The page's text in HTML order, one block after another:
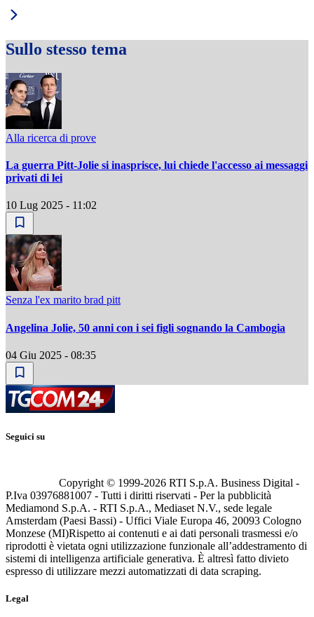
Sullo stesso tema
Alla ricerca di prove
La guerra Pitt-Jolie si inasprisce, lui chiede l'accesso ai messaggi
privati di lei
10 Lug 2025 - 11:02
Senza l'ex marito brad pitt
Angelina Jolie, 50 anni con i sei figli sognando la Cambogia
04 Giu 2025 - 08:35
Seguici su
Copyright © 1999-2026 RTI S.p.A. Business Digital -
P.Iva 03976881007 - Tutti i diritti riservati - Per la pubblicità
Mediamond S.p.A. - RTI S.p.A., Mediaset N.V., sede legale
Amsterdam (Paesi Bassi) - Uffici Viale Europa 46, 20093 Cologno
Monzese (MI)Rispetto ai contenuti e ai dati personali trasmessi e/o
riprodotti è vietata ogni utilizzazione funzionale all’addestramento di
sistemi di intelligenza artificiale generativa. È altresì fatto divieto
espresso di utilizzare mezzi automatizzati di data scraping.
Legal